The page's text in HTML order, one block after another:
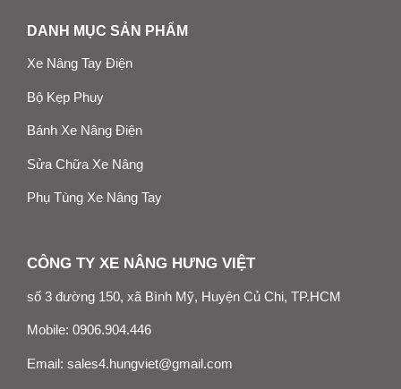
DANH MỤC SẢN PHẨM
Xe Nâng Tay Điện
Bộ Kẹp Phuy
Bánh Xe Nâng Điện
Sửa Chữa Xe Nâng
Phụ Tùng Xe Nâng Tay
CÔNG TY XE NÂNG HƯNG VIỆT
số 3 đường 150, xã Bình Mỹ, Huyện Củ Chi, TP.HCM
Mobile: 0906.904.446
Email: sales4.hungviet@gmail.com